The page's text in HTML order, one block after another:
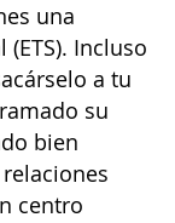
una
Incluso
a tu
su
bien
centro